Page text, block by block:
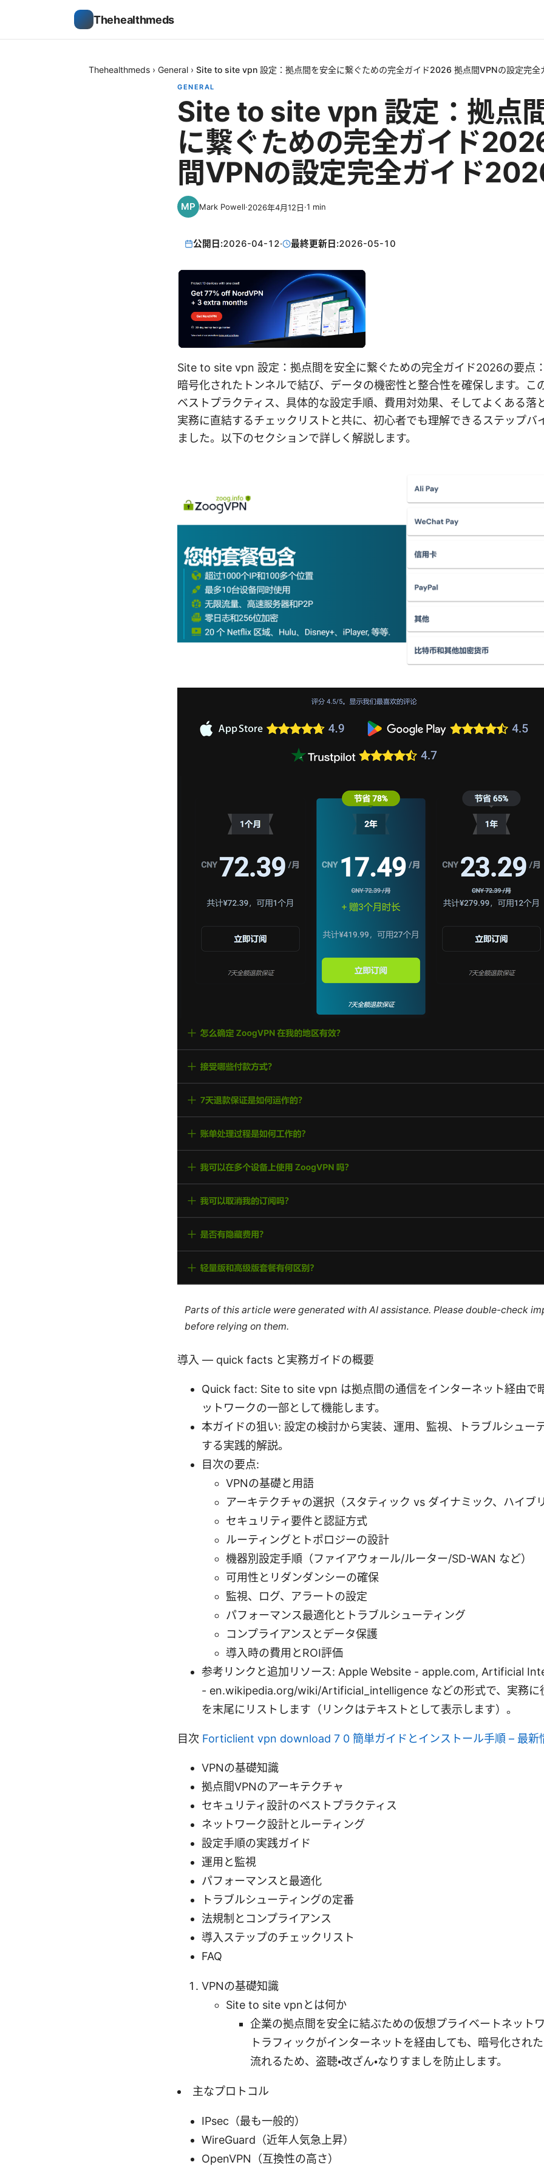
Thehealthmeds
Thehealthmeds › General › Site to site vpn 設定：拠点間を安全に繋ぐための完全ガイド2026 拠点間VPNの設定完全
GENERAL
Site to site vpn 設定：拠点
に繋ぐための完全ガイド
間VPNの設定完全ガイド
Mark Powell·2026年4月12日·1 min
公開日:2026-04-12· 最終更新日:2026-05-10
Site to site vpn 設定：拠点間を安全に繋ぐための完全ガイド2026の要点
暗号化されたトンネルで結び、データの機密性と整合性を確保します。こ
ベストプラクティス、具体的な設定手順、費用対効果、そしてよくある落
実務に直結するチェックリストと共に、初心者でも理解できるステップバ
ました。以下のセクションで詳しく解説します。
Parts of this article were generated with AI assistance. Please double-check
before relying on them.
導入 — quick facts と実務ガイドの概要
Quick fact: Site to site vpn は拠点間の通信をインターネット経由で
ットワークの一部として機能します。
本ガイドの狙い: 設定の検討から実装、運用、監視、トラブルシュー
する実践的解説。
目次の要点:
VPNの基礎と用語
アーキテクチャの選択（スタティック vs ダイナミック、ハイブ
セキュリティ要件と認証方式
ルーティングとトポロジーの設計
機器別設定手順（ファイアウォール/ルーター/SD-WAN など）
可用性とリダンダンシーの確保
監視、ログ、アラートの設定
パフォーマンス最適化とトラブルシューティング
コンプライアンスとデータ保護
導入時の費用とROI評価
参考リンクと追加リソース: Apple Website - apple.com, Artificial
- en.wikipedia.org/wiki/Artificial_intelligence などの形式で、実務に
を末尾にリストします（リンクはテキストとして表示します）。
目次 Forticlient vpn download 7 0 簡単ガイドとインストール手順 – 最新
VPNの基礎知識
拠点間VPNのアーキテクチャ
セキュリティ設計のベストプラクティス
ネットワーク設計とルーティング
設定手順の実践ガイド
運用と監視
パフォーマンスと最適化
トラブルシューティングの定番
法規制とコンプライアンス
導入ステップのチェックリスト
FAQ
VPNの基礎知識
Site to site vpnとは何か
企業の拠点間を安全に結ぶための仮想プライベートネット
トラフィックがインターネットを経由しても、暗号化され
流れるため、盗聴・改ざん・なりすましを防止します。
主なプロトコル
IPsec（最も一般的）
WireGuard（近年人気急上昇）
OpenVPN（互換性の高さ）